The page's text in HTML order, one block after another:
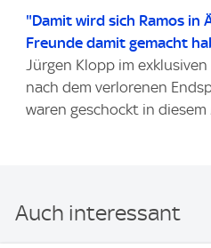
"Damit wird sich Ramos in
Freunde damit gemacht
Jürgen Klopp im
nach dem verlorenen
waren geschockt in diesem
Auch interessant